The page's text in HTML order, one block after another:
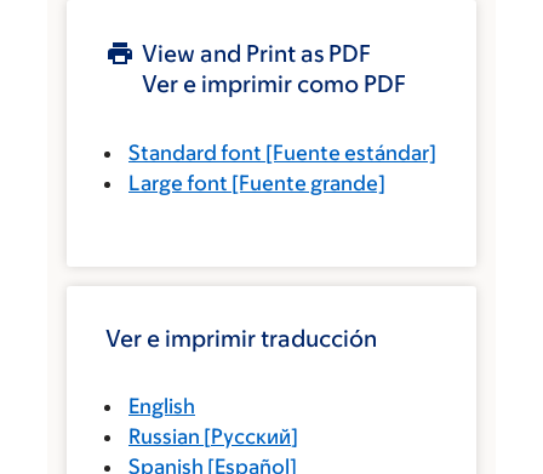
View and Print as PDF
Ver e imprimir como PDF
Standard font [Fuente estándar]
Large font [Fuente grande]
Ver e imprimir traducción
English
Russian [Русский]
Spanish [Español]